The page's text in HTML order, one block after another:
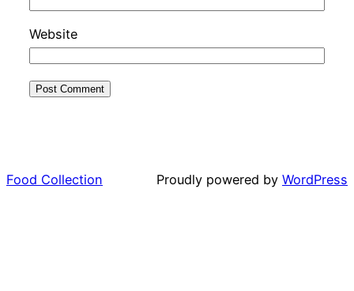
Website
Food Collection Proudly powered by WordPress